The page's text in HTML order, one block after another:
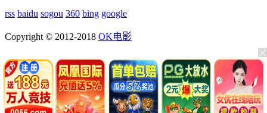
rss baidu sogou 360 bing google
Copyright © 2012-2018 OK电影